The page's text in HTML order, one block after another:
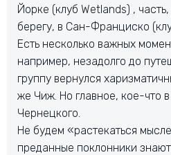
Йорке (клуб Wetlands) ,
берегу, в Сан-Франциско
Есть несколько важных
например, незадолго до
группу вернулся
же Чиж. Но главное, кое-что
Чернецкого.
Не будем «растекаться
преданные поклонники